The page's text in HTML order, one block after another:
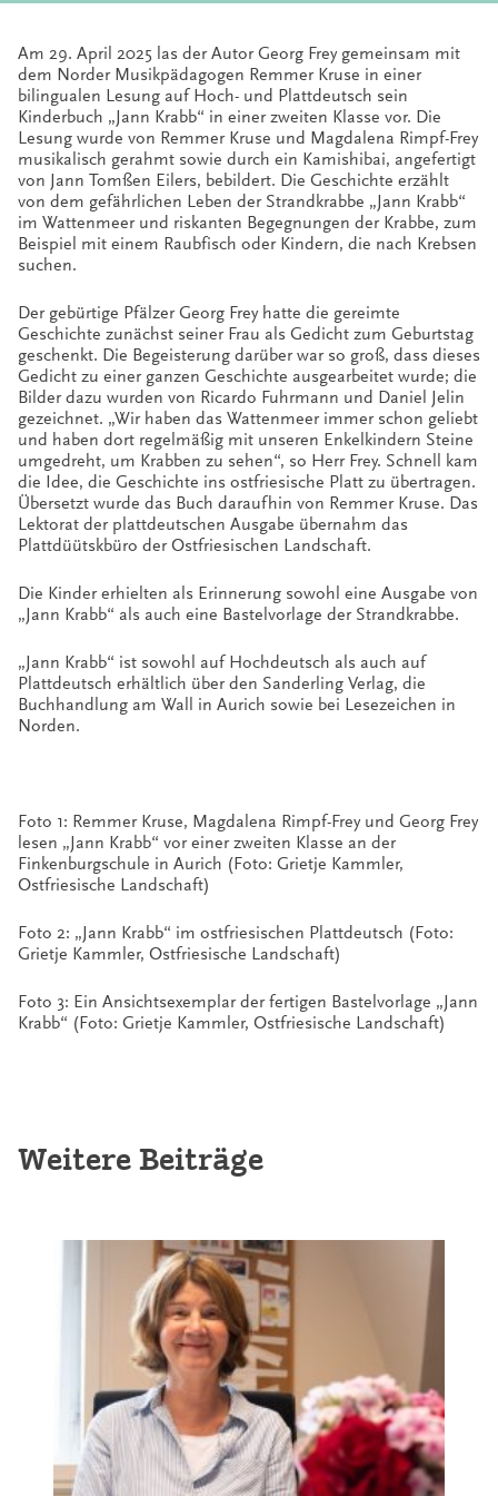
Am 29. April 2025 las der Autor Georg Frey gemeinsam mit
dem Norder Musikpädagogen Remmer Kruse in einer
bilingualen Lesung auf Hoch- und Plattdeutsch sein
Kinderbuch „Jann Krabb“ in einer zweiten Klasse vor. Die
Lesung wurde von Remmer Kruse und Magdalena Rimpf-Frey
musikalisch gerahmt sowie durch ein Kamishibai, angefertigt
von Jann Tomßen Eilers, bebildert. Die Geschichte erzählt
von dem gefährlichen Leben der Strandkrabbe „Jann Krabb“
im Wattenmeer und riskanten Begegnungen der Krabbe, zum
Beispiel mit einem Raubfisch oder Kindern, die nach Krebsen
suchen.
Der gebürtige Pfälzer Georg Frey hatte die gereimte
Geschichte zunächst seiner Frau als Gedicht zum Geburtstag
geschenkt. Die Begeisterung darüber war so groß, dass dieses
Gedicht zu einer ganzen Geschichte ausgearbeitet wurde; die
Bilder dazu wurden von Ricardo Fuhrmann und Daniel Jelin
gezeichnet. „Wir haben das Wattenmeer immer schon geliebt
und haben dort regelmäßig mit unseren Enkelkindern Steine
umgedreht, um Krabben zu sehen“, so Herr Frey. Schnell kam
die Idee, die Geschichte ins ostfriesische Platt zu übertragen.
Übersetzt wurde das Buch daraufhin von Remmer Kruse. Das
Lektorat der plattdeutschen Ausgabe übernahm das
Plattdüütskbüro der Ostfriesischen Landschaft.
Die Kinder erhielten als Erinnerung sowohl eine Ausgabe von
„Jann Krabb“ als auch eine Bastelvorlage der Strandkrabbe.
„Jann Krabb“ ist sowohl auf Hochdeutsch als auch auf
Plattdeutsch erhältlich über den Sanderling Verlag, die
Buchhandlung am Wall in Aurich sowie bei Lesezeichen in
Norden.
Foto 1: Remmer Kruse, Magdalena Rimpf-Frey und Georg Frey
lesen „Jann Krabb“ vor einer zweiten Klasse an der
Finkenburgschule in Aurich (Foto: Grietje Kammler,
Ostfriesische Landschaft)
Foto 2: „Jann Krabb“ im ostfriesischen Plattdeutsch (Foto:
Grietje Kammler, Ostfriesische Landschaft)
Foto 3: Ein Ansichtsexemplar der fertigen Bastelvorlage „Jann
Krabb“ (Foto: Grietje Kammler, Ostfriesische Landschaft)
Weitere Beiträge